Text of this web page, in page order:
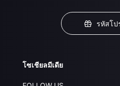
รหัสโ
โซเชียลมีเดีย